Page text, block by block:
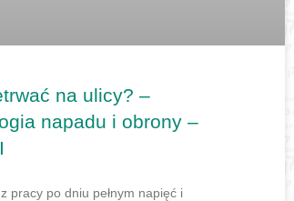
na ulicy? –
napadu i obrony –
pracy po dniu pełnym napięć i